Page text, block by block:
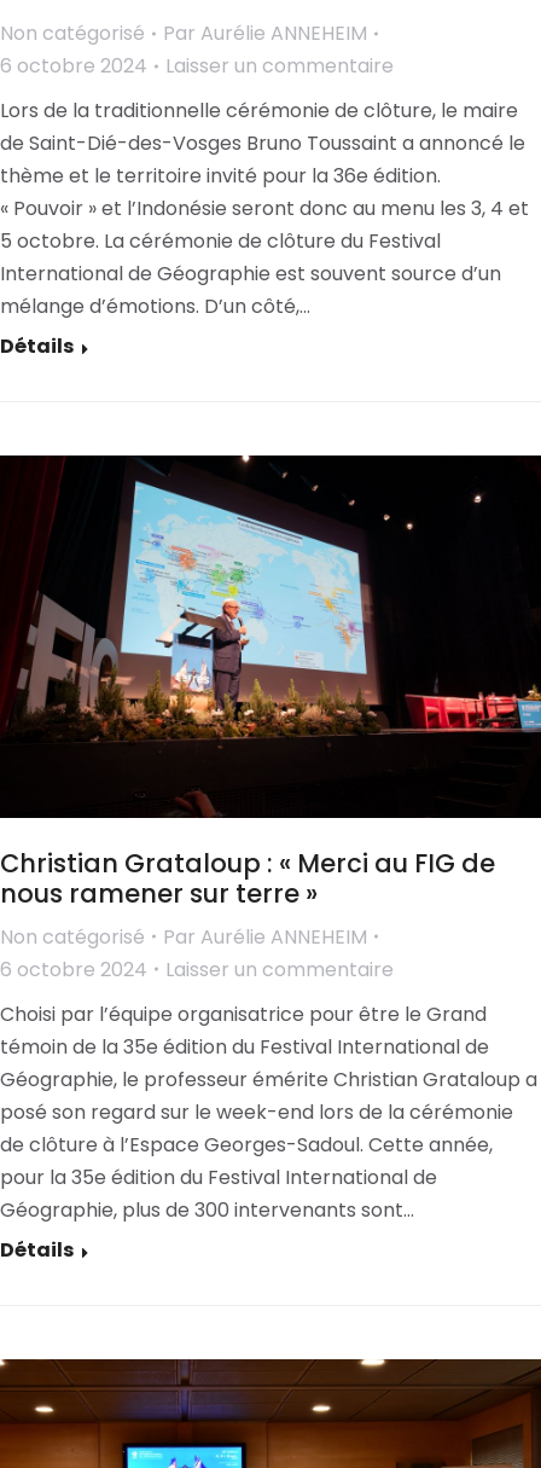
Non catégorisé Par Aurélie ANNEHEIM
6 octobre 2024
Laisser un commentaire
Lors de la traditionnelle cérémonie de clôture, le maire
de Saint-Dié-des-Vosges Bruno Toussaint a annoncé le
thème et le territoire invité pour la 36e édition.
« Pouvoir » et l’Indonésie seront donc au menu les 3, 4 et
5 octobre. La cérémonie de clôture du Festival
International de Géographie est souvent source d’un
mélange d’émotions. D’un côté,…
Détails
Christian Grataloup : « Merci au FIG de
nous ramener sur terre »
Non catégorisé Par Aurélie ANNEHEIM
6 octobre 2024
Laisser un commentaire
Choisi par l’équipe organisatrice pour être le Grand
témoin de la 35e édition du Festival International de
Géographie, le professeur émérite Christian Grataloup a
posé son regard sur le week-end lors de la cérémonie
de clôture à l’Espace Georges-Sadoul. Cette année,
pour la 35e édition du Festival International de
Géographie, plus de 300 intervenants sont…
Détails